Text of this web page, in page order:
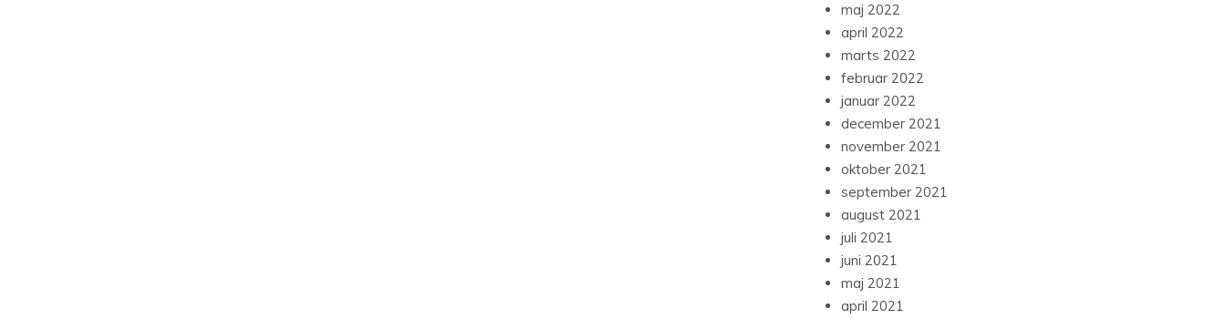
maj 2022
april 2022
marts 2022
februar 2022
januar 2022
december 2021
november 2021
oktober 2021
september 2021
august 2021
juli 2021
juni 2021
maj 2021
april 2021